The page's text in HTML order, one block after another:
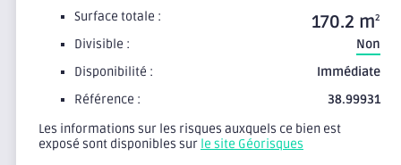
Surface totale :
170.2 m2
Divisible :
Non
Disponibilité :
Immédiate
Référence :
38.99931
Les informations sur les risques auxquels ce bien est
exposé sont disponibles sur le site Géorisques